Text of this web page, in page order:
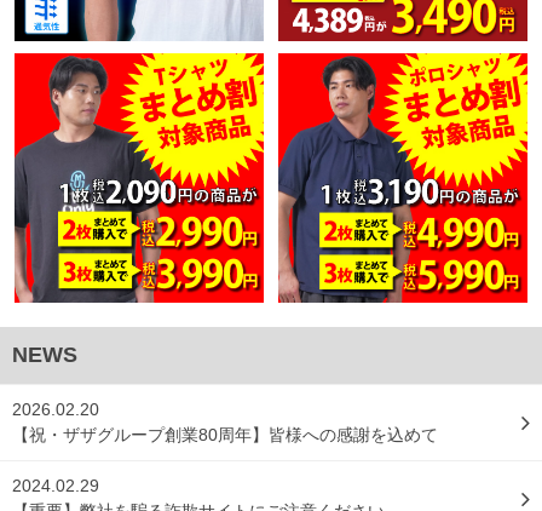
NEWS
2026.02.20
【祝・ザザグループ創業80周年】皆様への感謝を込めて
2024.02.29